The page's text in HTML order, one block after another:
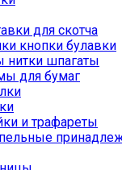
для скотча
кнопки булавки
нитки шпагаты
для бумаг
и трафареты